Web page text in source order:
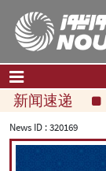
首页 联
新闻速递
News ID :320169